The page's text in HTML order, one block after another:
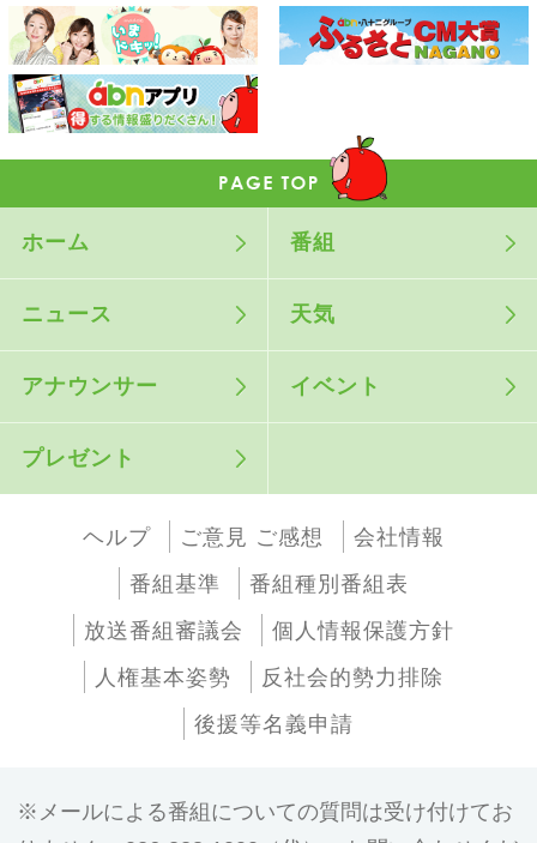
ホーム 番組
ニュース 天気
アナウンサー イベント
プレゼント
ヘルプ ご意見 ご感想
会社情報
番組基準
番組種別番組表
放送番組審議会
個人情報保護方針
人権基本姿勢
反社会的勢力排除
後援等名義申請
メールによる番組についての質問は受け付けてお